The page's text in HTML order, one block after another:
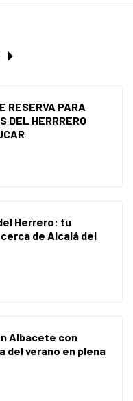
RESERVA PARA
DEL HERRRERO
Herrero: tu
de Alcalá del
Albacete con
del verano en plena